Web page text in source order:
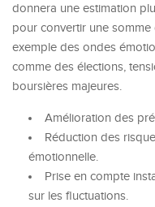
donnera une estimation
pour convertir une somme
exemple des ondes
comme des élections,
boursières majeures.
Amélioration des
Réduction des
émotionnelle.
Prise en compte
sur les fluctuations.